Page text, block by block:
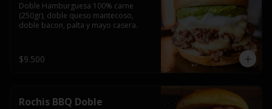
Doble Hamburguesa 100% carne
(250gr), doble queso mantecoso,
doble bacon, palta y mayo casera.
$9.500
Rochis BBQ Doble